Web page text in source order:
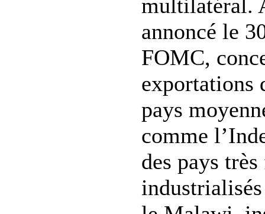
multilatéral.
annoncé le
FOMC,
exportations
pays
comme
des pays